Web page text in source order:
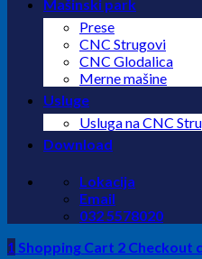
Mašinski park
Prese
CNC Strugovi
CNC Glodalica
Merne mašine
Usluge
Usluga na CNC
Download
Lokacija
Email
032 5578020
1 Shopping Cart 2 Checkout